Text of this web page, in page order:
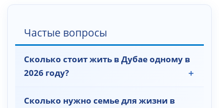
Частые вопросы
Сколько стоит жить в Дубае одному в
2026 году?
Сколько нужно семье для жизни в